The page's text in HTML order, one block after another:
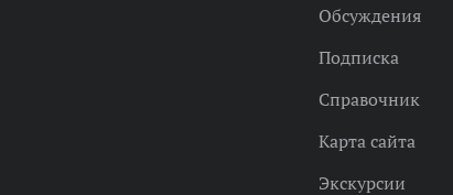
Обсуждения
Подписка
Справочник
Карта сайта
Экскурсии